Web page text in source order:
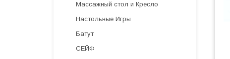
Массажный стол и Кресло
Настольные Игры
Батут
СЕЙФ